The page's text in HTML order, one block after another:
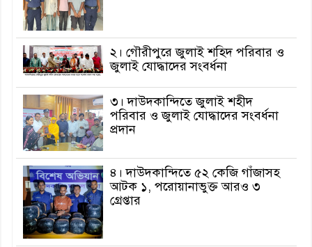
২। গৌরীপুরে জুলাই শহিদ পরিবার ও
জুলাই যোদ্ধাদের সংবর্ধনা
৩। দাউদকান্দিতে জুলাই শহীদ
পরিবার ও জুলাই যোদ্ধাদের সংবর্ধনা
প্রদান
৪। দাউদকান্দিতে ৫২ কেজি গাঁজাসহ
আটক ১, পরোয়ানাভুক্ত আরও ৩
গ্রেপ্তার